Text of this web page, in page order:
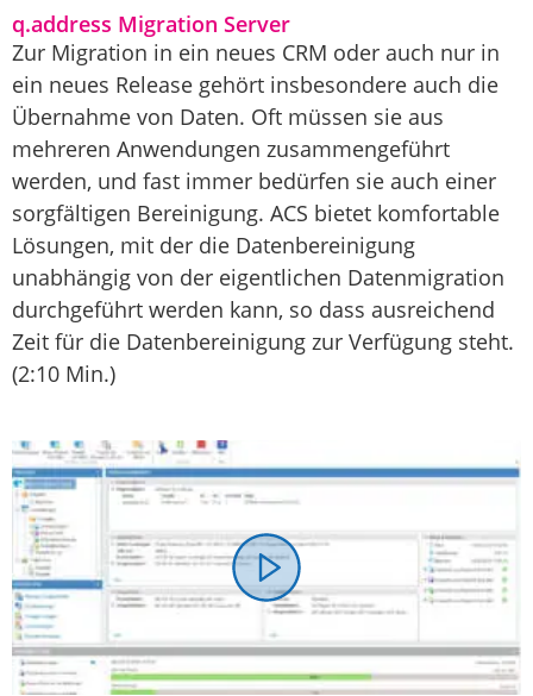
q.address Migration Server
Zur Migration in ein neues CRM oder auch nur in
ein neues Release gehört insbesondere auch die
Übernahme von Daten. Oft müssen sie aus
mehreren Anwendungen zusammengeführt
werden, und fast immer bedürfen sie auch einer
sorgfältigen Bereinigung. ACS bietet komfortable
Lösungen, mit der die Datenbereinigung
unabhängig von der eigentlichen Datenmigration
durchgeführt werden kann, so dass ausreichend
Zeit für die Datenbereinigung zur Verfügung steht.
(2:10 Min.)